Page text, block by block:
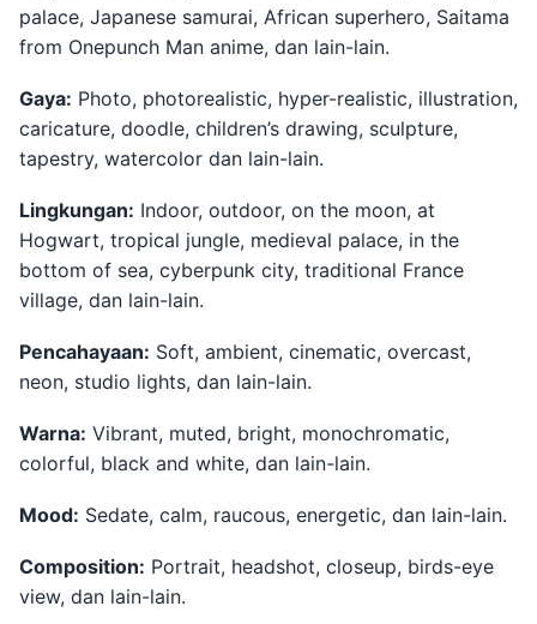
palace, Japanese samurai, African superhero, Saitama
from Onepunch Man anime, dan lain-lain.
Gaya: Photo, photorealistic, hyper-realistic, illustration,
caricature, doodle, children’s drawing, sculpture,
tapestry, watercolor dan lain-lain.
Lingkungan: Indoor, outdoor, on the moon, at
Hogwart, tropical jungle, medieval palace, in the
bottom of sea, cyberpunk city, traditional France
village, dan lain-lain.
Pencahayaan: Soft, ambient, cinematic, overcast,
neon, studio lights, dan lain-lain.
Warna: Vibrant, muted, bright, monochromatic,
colorful, black and white, dan lain-lain.
Mood: Sedate, calm, raucous, energetic, dan lain-lain.
Composition: Portrait, headshot, closeup, birds-eye
view, dan lain-lain.